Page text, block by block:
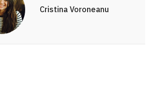
Cristina Voroneanu